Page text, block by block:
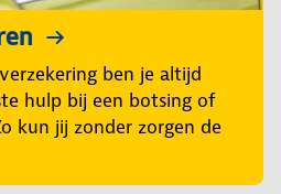
ben je altijd
hulp bij een botsing of
kun jij zonder zorgen de